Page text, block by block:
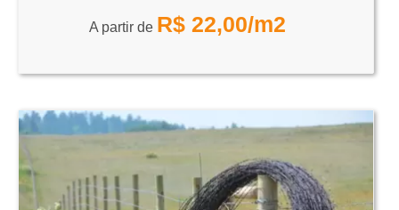
A partir de R$ 22,00/m2